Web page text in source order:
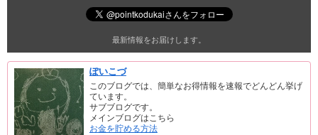
最新情報をお届けします。
ぽいこづ
このブログでは、簡単なお得情報を速報でどんどん挙げ
ています。
サブブログです。
メインブログはこちら
お金を貯める方法